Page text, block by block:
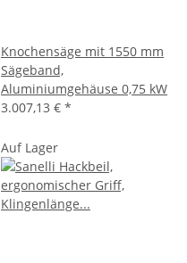
Knochensäge mit 1550 mm
Sägeband,
Aluminiumgehäuse 0,75 kW
3.007,13 € *
Auf Lager